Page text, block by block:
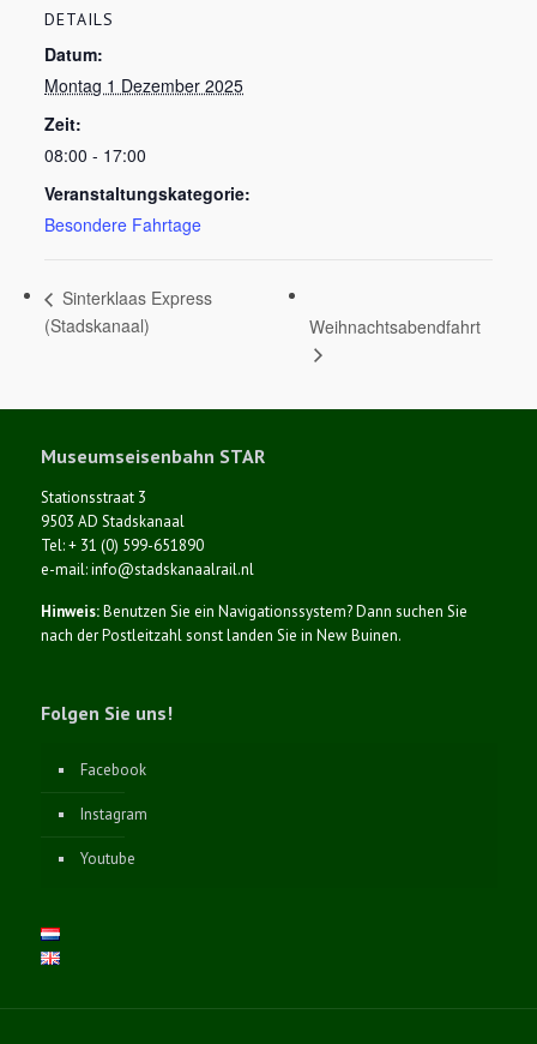
DETAILS
Datum:
Montag 1 Dezember 2025
Zeit:
08:00 - 17:00
Veranstaltungskategorie:
Besondere Fahrtage
Sinterklaas Express
(Stadskanaal)
Weihnachtsabendfahrt
Museumseisenbahn STAR
Stationsstraat 3
9503 AD Stadskanaal
Tel: + 31 (0) 599-651890
e-mail: info@stadskanaalrail.nl
Hinweis:Benutzen Sie ein Navigationssystem? Dann suchen Sie
nach der Postleitzahl sonst landen Sie in New Buinen.
Folgen Sie uns!
Facebook
Instagram
Youtube